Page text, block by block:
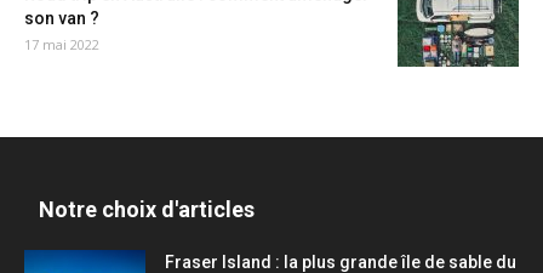
son van ?
17 mai 2022
Notre choix d'articles
Fraser Island : la plus grande île de sable du